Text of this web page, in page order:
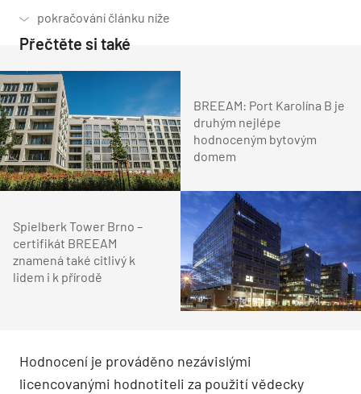
Přečtěte si také
BREEAM: Port Karolína B je
druhým nejlépe
hodnoceným bytovým
domem
Spielberk Tower Brno –
certifikát BREEAM
znamená také citlivý k
lidem i k přírodě
Hodnocení je prováděno nezávislými
licencovanými hodnotiteli za použití vědecky